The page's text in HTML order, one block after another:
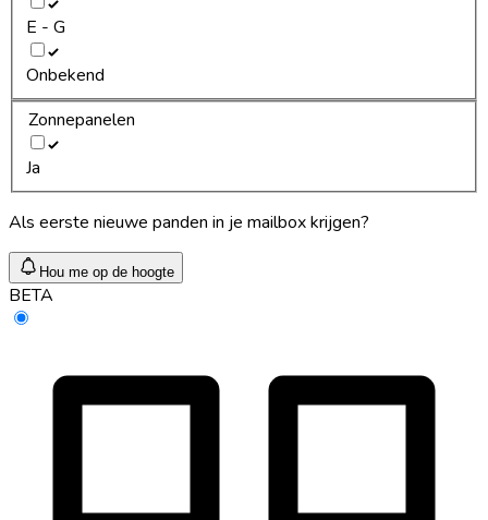
E - G
Onbekend
Zonnepanelen
Ja
Als eerste nieuwe panden in je mailbox krijgen?
Hou me op de hoogte
BETA